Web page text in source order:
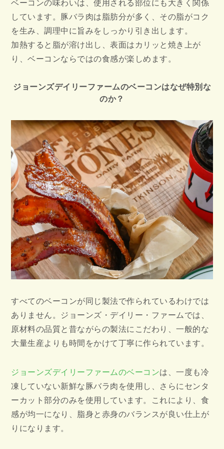
ベーコンの味わいは、使用される部位にも大きく関係
しています。豚バラ肉は脂肪分が多く、その脂がコク
を生み、調理中に旨みをしっかり引き出します。
加熱すると脂が溶け出し、表面はカリッと焼き上が
り、ベーコンならではの食感が楽しめます。
ジョーンズデイリーファームのベーコンはなぜ特別な
のか？
すべてのベーコンが同じ製法で作られているわけでは
ありません。ジョーンズ・デイリー・ファームでは、
原材料の品質と昔ながらの製法にこだわり、一般的な
大量生産よりも時間をかけて丁寧に作られています。
ジョーンズデイリーファームのベーコンは、一度も冷
凍していない新鮮な豚バラ肉を使用し、さらにセンタ
ーカット部分のみを使用しています。これにより、食
感が均一になり、脂身と赤身のバランスが良い仕上が
りになります。